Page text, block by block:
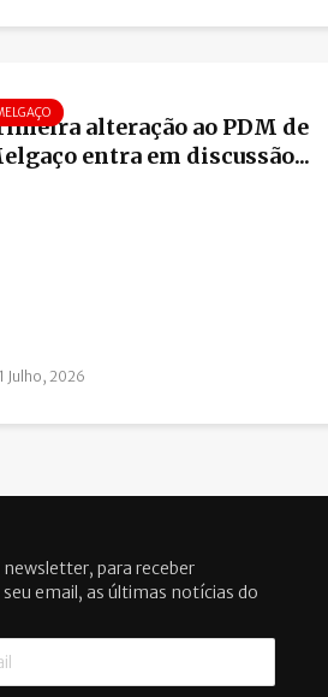
alteração ao PDM de
entra em discussão...
1 Julho, 2026
newsletter, para receber
email, as últimas notícias do